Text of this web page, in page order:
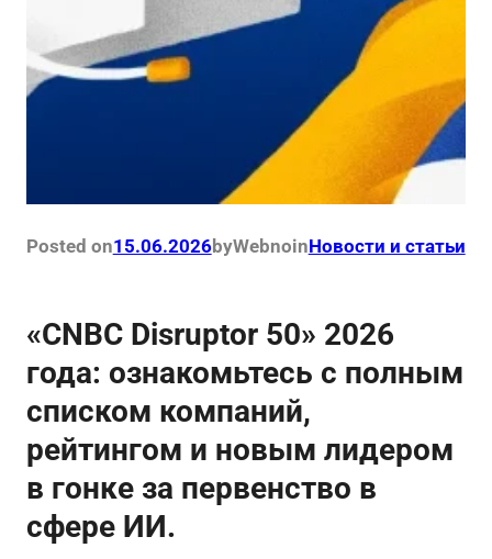
Posted on15.06.2026byWebnoinНовости и статьи
«CNBC Disruptor 50» 2026
года: ознакомьтесь с полным
списком компаний,
рейтингом и новым лидером
в гонке за первенство в
сфере ИИ.